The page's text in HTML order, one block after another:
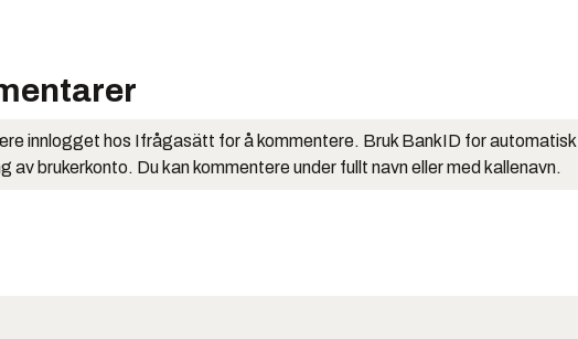
innlogget hos Ifrågasätt for å kommentere. Bruk BankID for automatisk
av brukerkonto. Du kan kommentere under fullt navn eller med kallenavn.